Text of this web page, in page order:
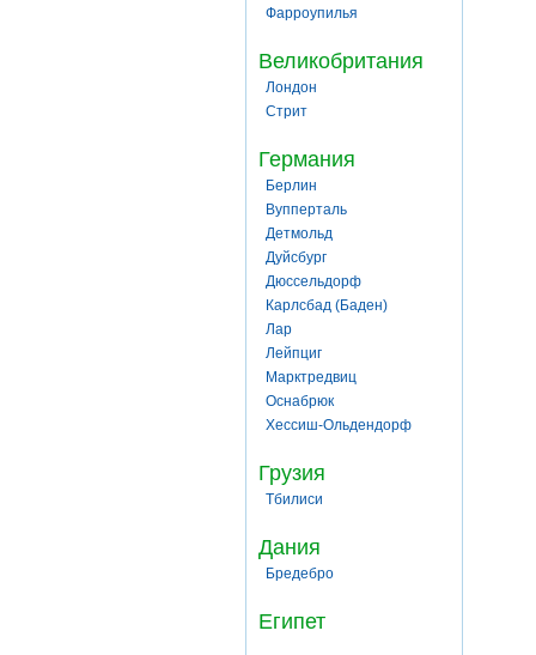
Фарроупилья
Великобритания
Лондон
Стрит
Германия
Берлин
Вупперталь
Детмольд
Дуйсбург
Дюссельдорф
Карлсбад (Баден)
Лар
Лейпциг
Марктредвиц
Оснабрюк
Хессиш-Ольдендорф
Грузия
Тбилиси
Дания
Бредебро
Египет